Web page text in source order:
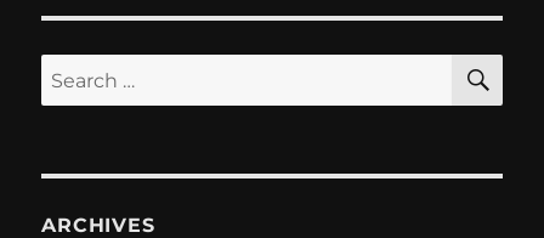
кэша
Search
for:
ARCHIVES